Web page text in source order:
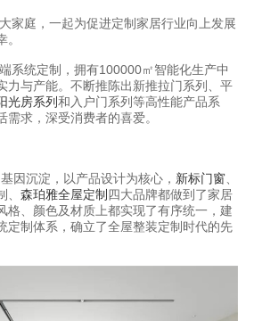
庭，一起为促进定制家居行业向上发展
统定制，拥有100000㎡智能化生产中
力与产能。不断推陈出新推拉门系列、平
光房系列和入户门系列等高性能产品系
求，深受消费者的喜爱。
沉淀，以产品设计为核心， 新标门窗、
森珀雅全屋定制 四大品牌都做到了家居
格、颜色及材质上都实现了有序统一，建
定制体系，确立了全屋整装定制时代的先